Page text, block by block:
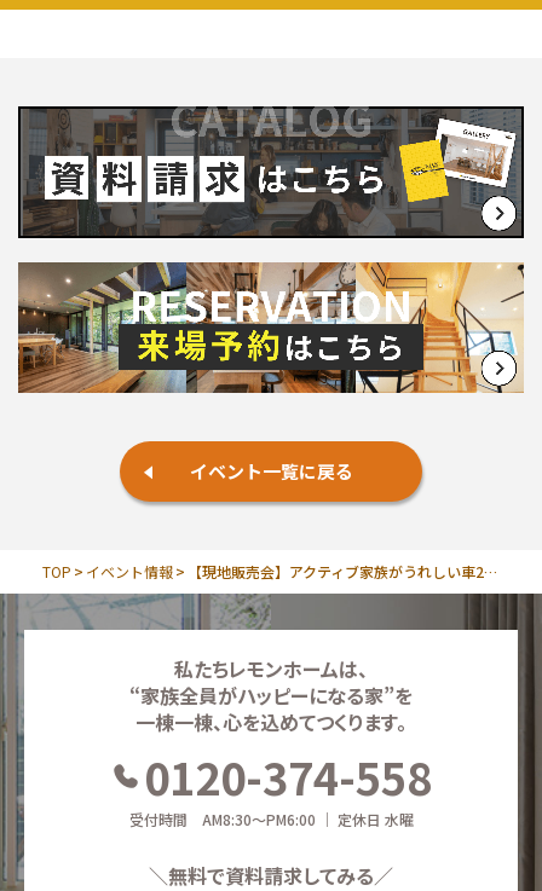
イベント一覧に戻る
TOP イベント情報 【現地販売会】アクティブ家族がうれしい車2台可の高性能分譲住宅
私たちレモンホームは、
“家族全員がハッピーになる家”を
一棟一棟、心を込めてつくります。
0120-374-558
受付時間 AM8:30～PM6:00 ｜ 定休日 水曜
＼無料で資料請求してみる／